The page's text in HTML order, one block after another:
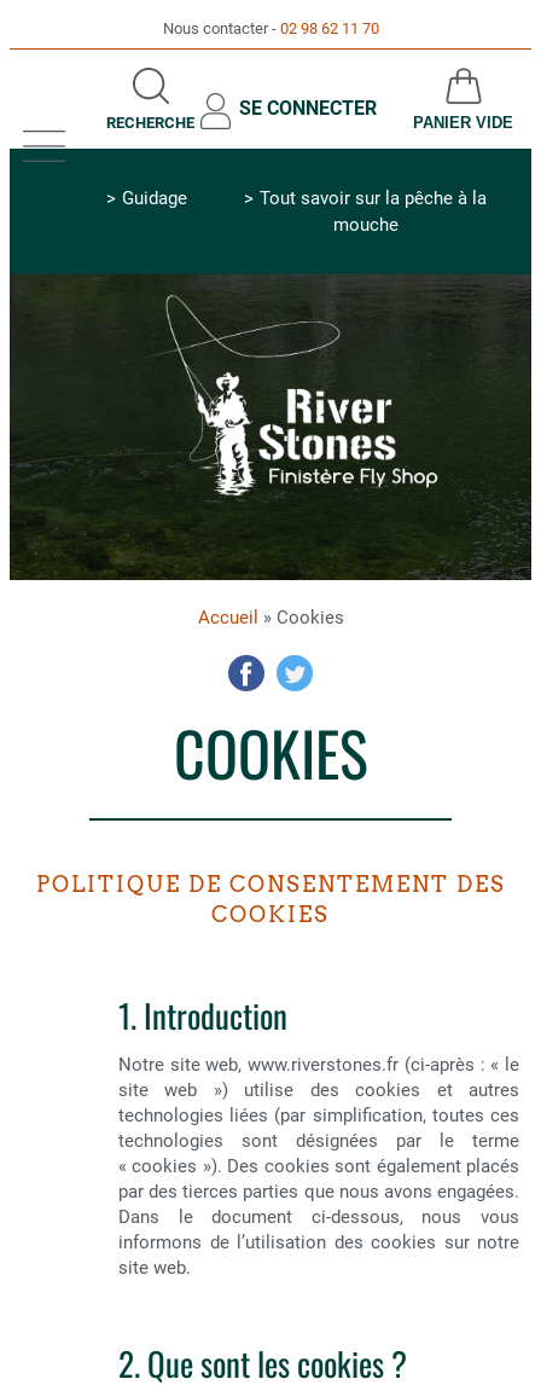
Nous contacter 02 98 62 11 70
RECHERCHE
SE CONNECTER
PANIER VIDE
Guidage
Tout savoir sur la pêche à la
mouche
Accueil » Cookies
COOKIES
POLITIQUE DE CONSENTEMENT DES
COOKIES
1. Introduction
Notre site web, www.riverstones.fr (ci-après : « le
site web ») utilise des cookies et autres
technologies liées (par simplification, toutes ces
technologies sont désignées par le terme
« cookies »). Des cookies sont également placés
par des tierces parties que nous avons engagées.
Dans le document ci-dessous, nous vous
informons de l’utilisation des cookies sur notre
site web.
2. Que sont les cookies ?